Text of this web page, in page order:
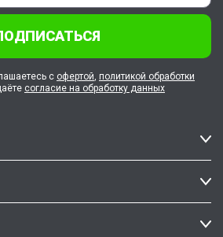
с офертой, политикой обработки
согласие на обработку данных